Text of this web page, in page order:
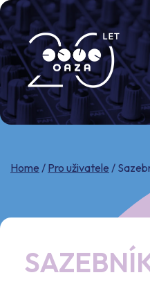
Skip
to
content
Home / Pro uživatele /